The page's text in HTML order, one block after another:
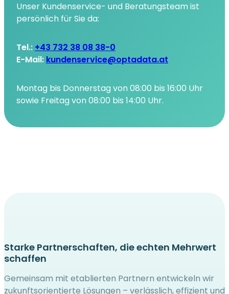
Unser Kundenservice- und Beratungsteam ist
persönlich für Sie da:
Tel.: +43 732 38 08 38-0
E-Mail: kundenservice@optadata.at
Montag bis Donnerstag von 08:00 bis 16:00 Uhr
sowie Freitag von 08:00 bis 14:00 Uhr.
Starke Partnerschaften, die echten Mehrwert
schaffen
Gemeinsam mit etablierten Partnern entwickeln wir
zukunftsorientierte Lösungen – verlässlich, effizient und